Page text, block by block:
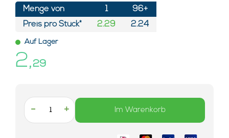
Menge von
Preis pro Stück*
1
2.29
96+
2.24
Auf Lager
2,29
- + Im Warenkorb